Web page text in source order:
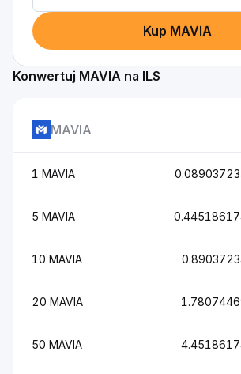
Kup MAVIA
Konwertuj MAVIA na ILS
MAVIA
1 MAVIA
5 MAVIA
10 MAVIA
20 MAVIA
50 MAVIA